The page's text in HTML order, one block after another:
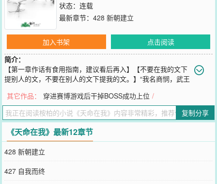
状态：连载
最新章节： 428 新朝建立
加入书架
点击阅读
简介：
【第一章作话有食用指南，建议看后再入】【不要在我的文下
提别人的文，不要在别人的文下提我的文。】“我名商悯，武王
界妖魔，光复太平盛世，续我人族气运，延我人族血脉。”……皇帝昏
庸，燕室衰微，外邦虎视眈眈，妖魔重现世间，诸侯王借机举兵造
反，天下大乱。乱世之中，一国王族同室操戈之事并不少见，两国同
盟背弃盟约之事亦屡见不鲜。人都道武王之女商悯野心勃勃，反复无
常，阴险狡诈，寡恩薄义，必不能服众，将来定会落得众叛亲离的下
场。商悯听闻此言置之一笑：“那且看看，今后天下是谁做主。”【架
空玄幻争霸文，仿诸国争霸背景。主剧情大长文，微微感情线，不剧
透CP是谁，非GB，是BG（指体位），作者不接受精神GB的说法。】
您要是觉得《
其它作品： 穿进赛博游戏后干掉BOSS成功上位 /
复制分享
《天命在我》最新12章节
428 新朝建立
427 自我而终